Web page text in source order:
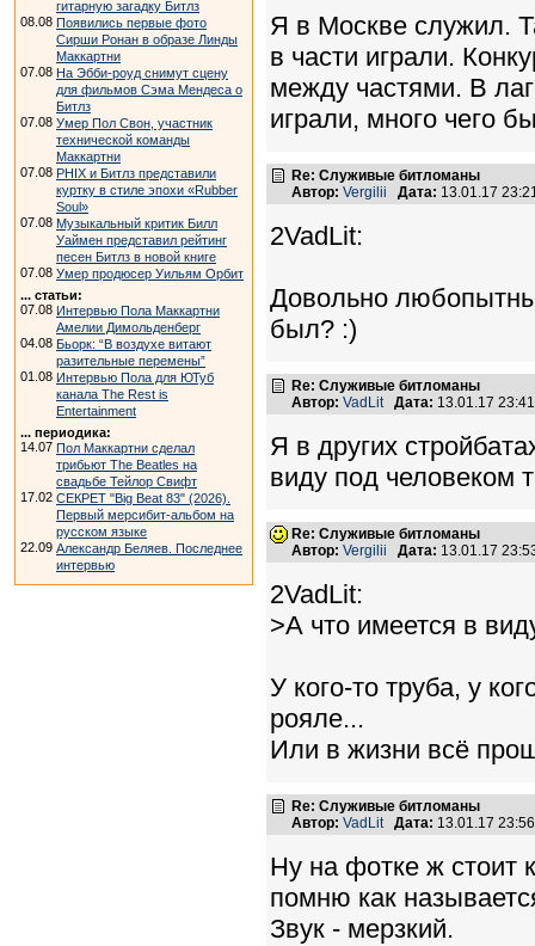
гитарную загадку Битлз
08.08 Появились первые фото
Сирши Ронан в образе Линды
Маккартни
07.08 На Эбби-роуд снимут сцену
для фильмов Сэма Мендеса о
Битлз
07.08 Умер Пол Свон, участник
технической команды
Маккартни
07.08 PHIX и Битлз представили
куртку в стиле эпохи «Rubber
Soul»
07.08 Музыкальный критик Билл
Уаймен представил рейтинг
песен Битлз в новой книге
07.08 Умер продюсер Уильям Орбит
... статьи:
07.08 Интервью Пола Маккартни
Амелии Димольденберг
04.08 Бьорк: “В воздухе витают
разительные перемены”
01.08 Интервью Пола для ЮТуб
канала The Rest is
Entertainment
... периодика:
14.07 Пол Маккартни сделал
трибьют The Beatles на
свадьбе Тейлор Свифт
17.02 СЕКРЕТ "Big Beat 83" (2026).
Первый мерсибит-альбом на
русском языке
22.09 Александр Беляев. Последнее
интервью
Я в Москве служил.
в части играли.
между частями. В
играли, много чего
Re: Служивые битломаны
Автор: Vergilii Дата: 13.01.17
2VadLit:
Довольно
был? :)
Re: Служивые битломаны
Автор: VadLit Дата: 13.01.17
Я в других
виду под человеком
Re: Служивые битломаны
Автор: Vergilii Дата: 13.01.17
2VadLit:
>А что имеется в
У кого-то труба, у
рояле...
Или в жизни всё
Re: Служивые битломаны
Автор: VadLit Дата: 13.01.17
Ну на фотке ж стоит
помню как
Звук - мерзкий.